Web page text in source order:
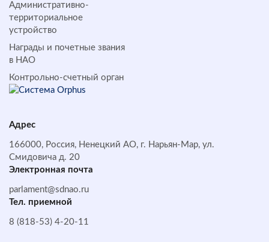
Административно-
территориальное
устройство
Награды и почетные звания
в НАО
Контрольно-счетный орган
Адрес
166000, Россия, Ненецкий АО, г. Нарьян-Мар, ул.
Смидовича д. 20
Электронная почта
parlament@sdnao.ru
Тел. приемной
8 (818-53) 4-20-11